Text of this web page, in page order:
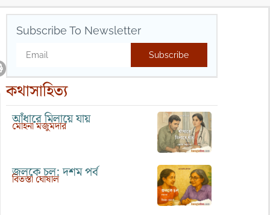
Subscribe To Newsletter
Subscribe
কথাসাহিত্য
আঁধারে মিলায়ে যায়
মোহনা মজুমদার
জলকে চল: দশম পর্ব
বিতস্তা ঘোষাল